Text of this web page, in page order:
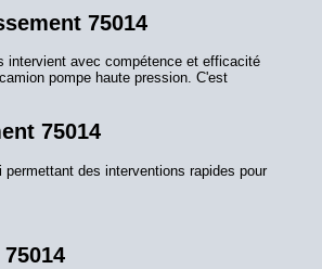
75014
intervient avec compétence et efficacité
pompe haute pression. C'est
75014
des interventions rapides pour